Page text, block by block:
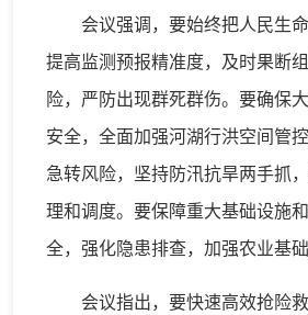
会议强调，要始终把人民生
提高监测预报精准度，及时果断
险，严防出现群死群伤。要确保
安全，全面加强河湖行洪空间管
急转风险，坚持防汛抗旱两手抓
理和调度。要保障重大基础设施
全，强化隐患排查，加强农业基础
会议指出，要快速高效抢险